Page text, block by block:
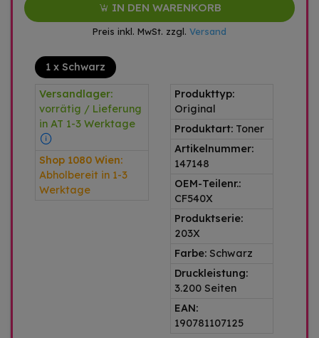
IN DEN WARENKORB
Preis inkl. MwSt. zzgl. Versand
1 x Schwarz
Versandlager:
vorrätig / Lieferung
in AT 1-3 Werktage
Shop 1080 Wien:
Abholbereit in 1-3
Werktage
Produkttyp:
Original
Produktart: Toner
Artikelnummer:
147148
OEM-Teilenr.:
CF540X
Produktserie:
203X
Farbe: Schwarz
Druckleistung:
3.200 Seiten
EAN:
190781107125